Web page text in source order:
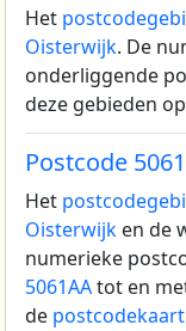
Het
Oisterwijk. De
onderliggende
deze gebieden
Postcode 5061
Het
Oisterwijk en de
numerieke
5061AAtot en
de postcodekaart